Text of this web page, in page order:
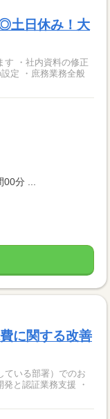
土日休み！大
正
定 ・庶務業務全般
分 ...
に関する改善
ている部署）でのお